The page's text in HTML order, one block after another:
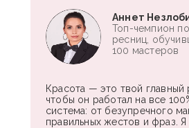
Красота — это твой главный
чтобы он работал на все
система: от безупречного
правильных жестов и фраз. Я
Аннет
Топ-чемпион
ресниц,
100 мастеров